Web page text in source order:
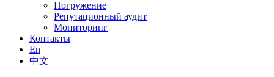
Погружение
Репутационный аудит
Мониторинг
Контакты
En
中文